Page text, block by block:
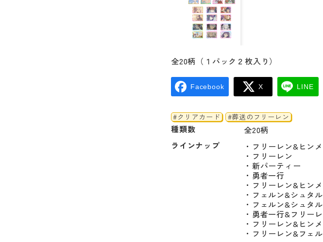
全20柄（１パック２枚入り）
Facebook X LINE
#クリアカード #葬送のフリーレン
種類数
全20柄
ラインナップ
・フリーレン&ヒン
・フリーレン
・新パーティー
・勇者一行
・フリーレン&ヒン
・フェルン&シュタ
・フェルン&シュタ
・勇者一行&フリー
・フリーレン&ヒン
・フリーレン&フェ